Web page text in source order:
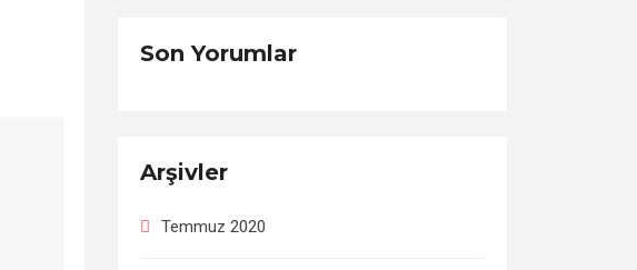
Son Yorumlar
Arşivler
Temmuz 2020